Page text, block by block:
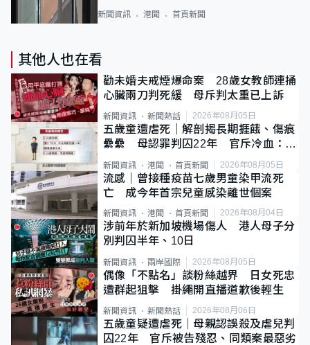
新聞資訊 港聞 首頁新聞
其他人也在看
勸未婚夫戒煙爆命案 28歲女教師連捅
心臟兩刀判死緩 母斥判太重已上訴
新聞資訊 新聞熱話 2026年08月05日
五歲童遭虐死｜解剖揭長期捱餓、傷痕
纍纍 母認罪判囚22年 官斥冷血：同
類案最惡劣
新聞資訊 港聞 首頁新聞 2026年08月05日
流感｜曾接種疫苗七歲男童染甲流死
亡 成今年首宗兒童感染離世個案
新聞資訊 港聞 首頁新聞 2026年08月04日
涉前年於新加坡機場傷人 港人母子分
別判囚半年、10日
新聞資訊 兩岸國際 2026年08月05日
偶像「不點名」談粉絲越界 日女死忠
遭群起狙擊 掛繩開直播道歉後輕生
新聞資訊 新聞熱話 2026年08月06日
五歲童疑遭虐死｜母親認誤殺及虐兒判
囚22年 官斥被告殘忍、同類案最惡劣